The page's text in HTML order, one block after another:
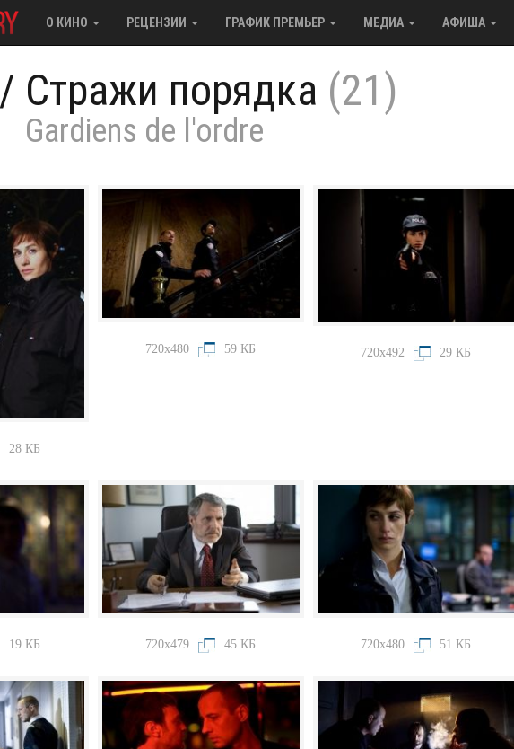
О КИНО РЕЦЕНЗИИ ГРАФИК ПРЕМЬЕР МЕДИА АФИША
/ Стражи порядка (21)
Gardiens de l'ordre
28 КБ
720x480 59 КБ 720x492 29 КБ
19 КБ 720x479 45 КБ 720x480 51 КБ